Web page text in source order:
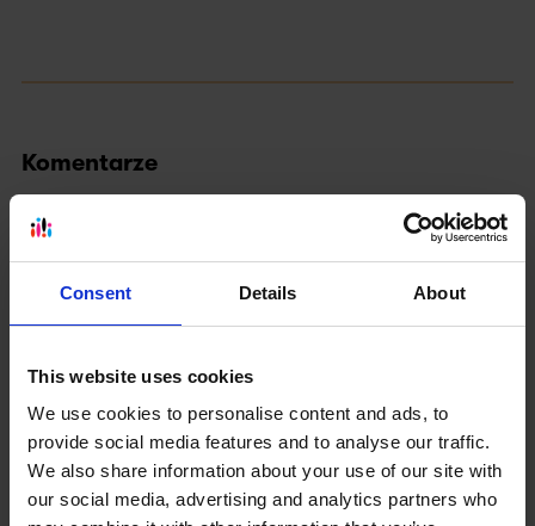
Consent Details About
This website uses cookies
We use cookies to personalise content and ads, to
provide social media features and to analyse our traffic.
We also share information about your use of our site with
our social media, advertising and analytics partners who
Komentarze